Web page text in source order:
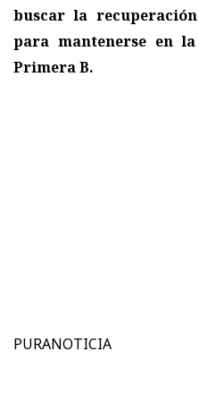
buscar la
para mantenerse en
Primera B.
PURANOTICIA